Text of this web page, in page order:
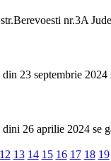
nr.3A
23 septembrie 2024
26 aprilie 2024 se
12 13 14 15 16 17 18 19